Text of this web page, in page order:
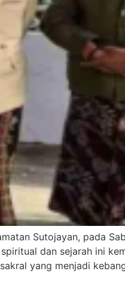
Sutojayan, pada
dan sejarah ini
yang menjadi